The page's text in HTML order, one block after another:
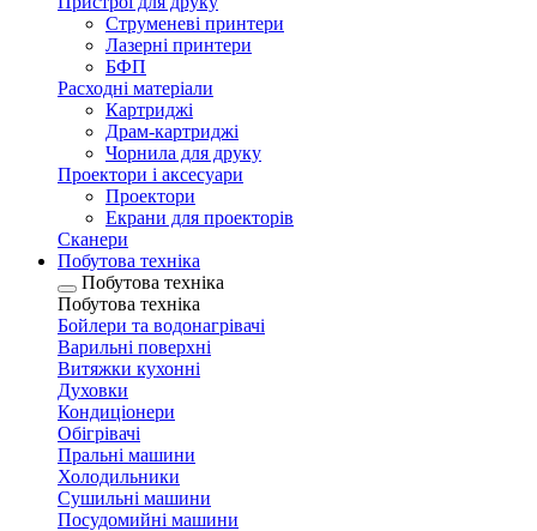
Струменеві принтери
Лазерні принтери
БФП
Расходні матеріали
Картриджі
Драм-картриджі
Чорнила для друку
Проектори і аксесуари
Проектори
Екрани для проекторів
Сканери
Побутова техніка
Побутова техніка
Побутова техніка
Бойлери та водонагрівачі
Варильні поверхні
Витяжки кухонні
Духовки
Кондиціонери
Обігрівачі
Пральні машини
Холодильники
Сушильні машини
Посудомийні машини